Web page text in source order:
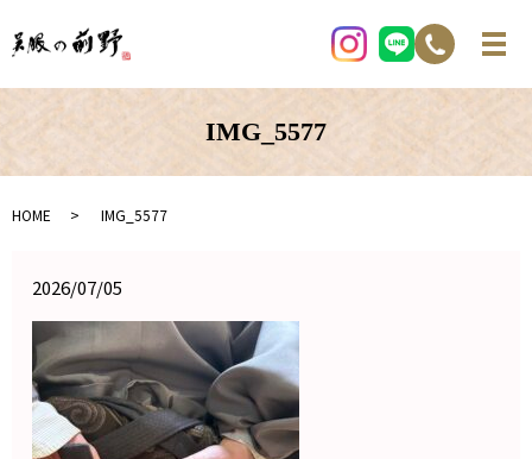
IMG_5577
HOME IMG_5577
2026/07/05